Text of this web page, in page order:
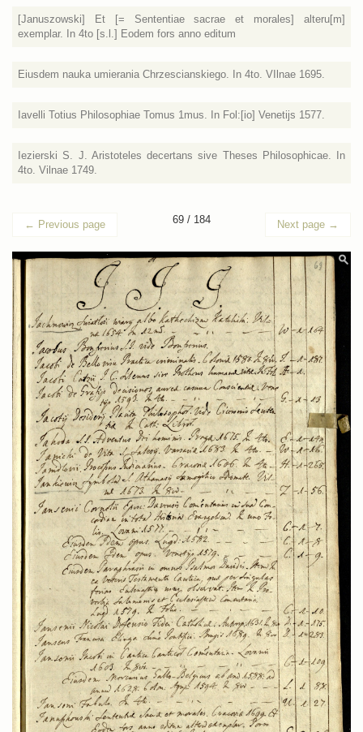
[Januszowski] Et [= Sententiae sacrae et morales] alteru[m]
exemplar. In 4to [s.l.] Eodem fors anno editum
Eiusdem nauka umierania Chrzescianskiego. In 4to. VIlnae 1695.
Iavelli Totius Philosophiae Tomus 1mus. In Fol:[io] Venetijs 1577.
Iezierski S. J. Aristoteles decertans sive Theses Philosophicae. In
4to. Vilnae 1749.
← Previous page 69 / 184 Next page →